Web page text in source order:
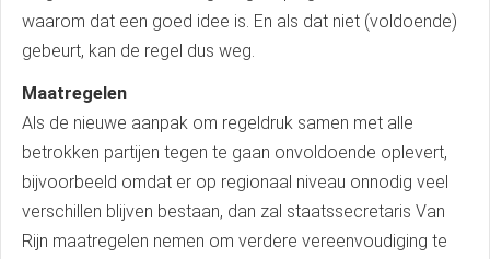
waarom dat een goed idee is. En als dat niet (voldoende)
gebeurt, kan de regel dus weg.
Maatregelen
Als de nieuwe aanpak om regeldruk samen met alle
betrokken partijen tegen te gaan onvoldoende oplevert,
bijvoorbeeld omdat er op regionaal niveau onnodig veel
verschillen blijven bestaan, dan zal staatssecretaris Van
Rijn maatregelen nemen om verdere vereenvoudiging te